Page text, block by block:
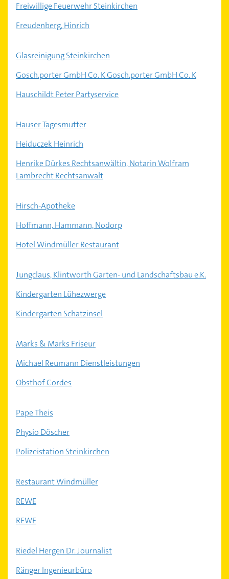
Freiwillige Feuerwehr Steinkirchen
Freudenberg, Hinrich
Glasreinigung Steinkirchen
Gosch.porter GmbH Co. K Gosch.porter GmbH Co. K
Hauschildt Peter Partyservice
Hauser Tagesmutter
Heiduczek Heinrich
Henrike Dürkes Rechtsanwältin, Notarin Wolfram
Lambrecht Rechtsanwalt
Hirsch-Apotheke
Hoffmann, Hammann, Nodorp
Hotel Windmüller Restaurant
Jungclaus, Klintworth Garten- und Landschaftsbau e.K.
Kindergarten Lühezwerge
Kindergarten Schatzinsel
Marks & Marks Friseur
Michael Reumann Dienstleistungen
Obsthof Cordes
Pape Theis
Physio Döscher
Polizeistation Steinkirchen
Restaurant Windmüller
REWE
REWE
Riedel Hergen Dr. Journalist
Ränger Ingenieurbüro